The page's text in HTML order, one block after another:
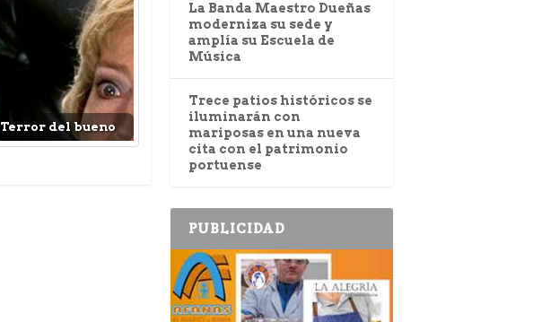
Terror del bueno
La Banda Maestro Dueñas
moderniza su sede y
amplía su Escuela de
Música
Trece patios históricos se
iluminarán con
mariposas en una nueva
cita con el patrimonio
portuense
PUBLICIDAD